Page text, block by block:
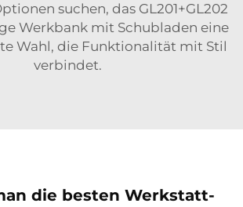
suchen, das GL201+GL202
Werkbank mit Schubladen eine
Wahl, die Funktionalität mit Stil
verbindet.
die besten Werkstatt-